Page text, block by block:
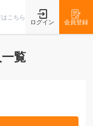
こちら
ログイン 会員登録
覧